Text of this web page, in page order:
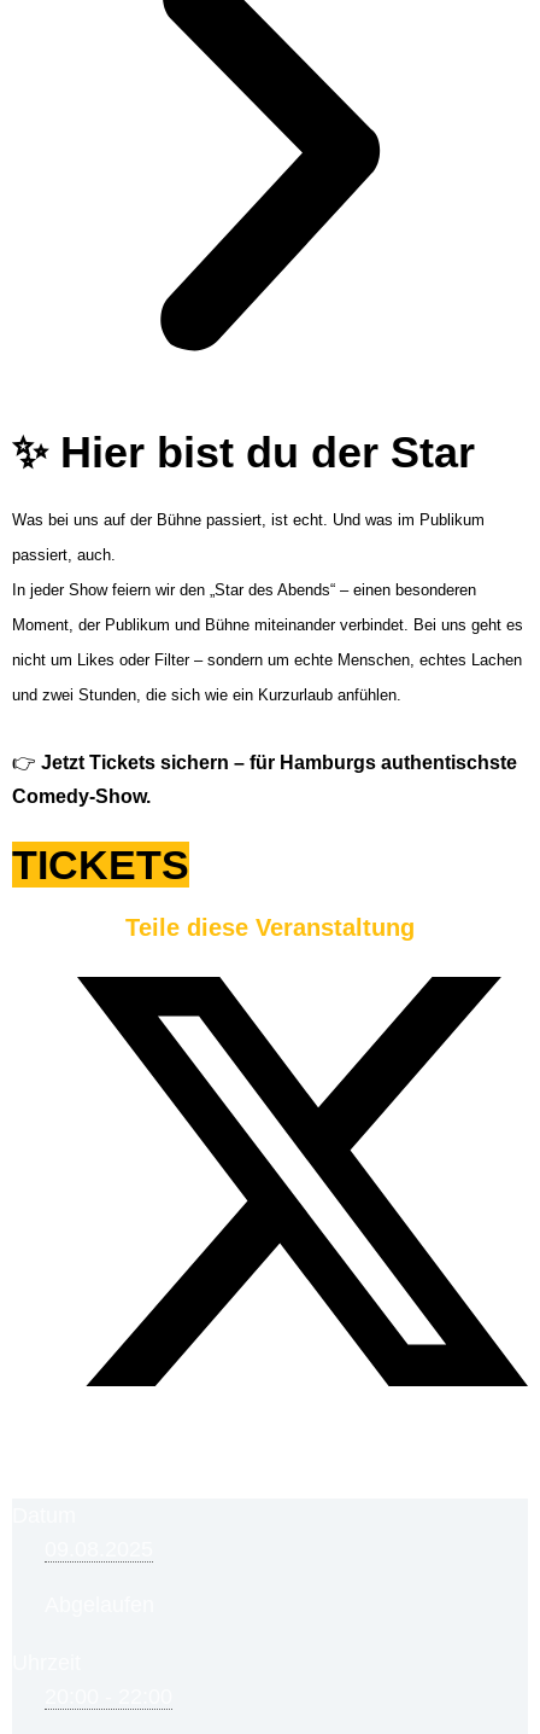
✨ Hier bist du der Star
Was bei uns auf der Bühne passiert, ist echt. Und was im Publikum
passiert, auch.
In jeder Show feiern wir den „Star des Abends“ – einen besonderen
Moment, der Publikum und Bühne miteinander verbindet. Bei uns geht es
nicht um Likes oder Filter – sondern um echte Menschen, echtes Lachen
und zwei Stunden, die sich wie ein Kurzurlaub anfühlen.
👉 Jetzt Tickets sichern – für Hamburgs authentischste
Comedy-Show.
TICKETS
Teile diese Veranstaltung